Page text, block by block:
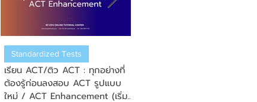
เรียน ACT/ติว ACT : ทุกอย่างที่
ต้องรู้ก่อนลงสอบ ACT รูปแบบ
ใหม่ / ACT Enhancement (เริ่ม
Standardized Tests